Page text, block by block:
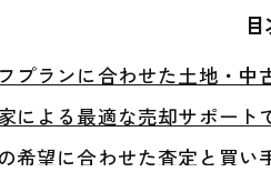
プランに合わせた土地・中
による最適な売却サポート
希望に合わせた査定と買い